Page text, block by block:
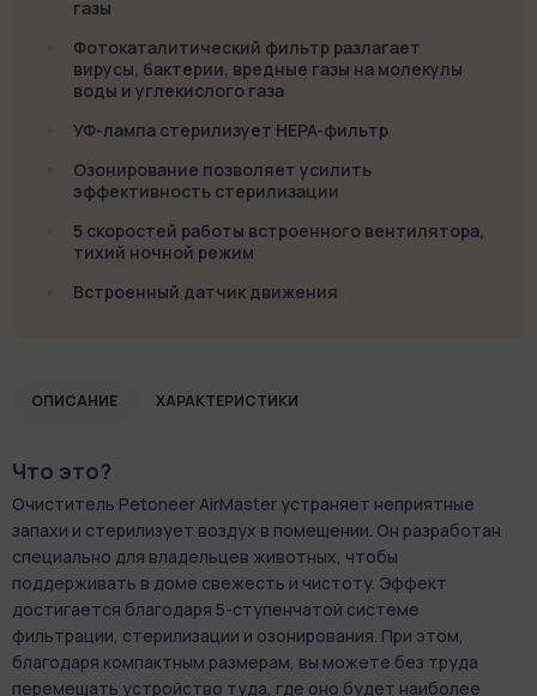
газы
Фотокаталитический фильтр разлагает
вирусы, бактерии, вредные газы на молекулы
воды и углекислого газа
УФ-лампа стерилизует HEPA-фильтр
Озонирование позволяет усилить
эффективность стерилизации
5 скоростей работы встроенного вентилятора,
тихий ночной режим
Встроенный датчик движения
ОПИСАНИЕ ХАРАКТЕРИСТИКИ
Что это?
Очиститель Petoneer AirMaster устраняет неприятные
запахи и стерилизует воздух в помещении. Он разработан
специально для владельцев животных, чтобы
поддерживать в доме свежесть и чистоту. Эффект
достигается благодаря 5-ступенчатой системе
фильтрации, стерилизации и озонирования. При этом,
благодаря компактным размерам, вы можете без труда
перемещать устройство туда, где оно будет наиболее